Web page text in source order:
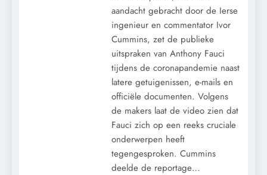
aandacht gebracht door de Ierse
ingenieur en commentator Ivor
Cummins, zet de publieke
uitspraken van Anthony Fauci
tijdens de coronapandemie naast
latere getuigenissen, e-mails en
officiële documenten. Volgens
de makers laat de video zien dat
Fauci zich op een reeks cruciale
onderwerpen heeft
tegengesproken. Cummins
deelde de reportage…